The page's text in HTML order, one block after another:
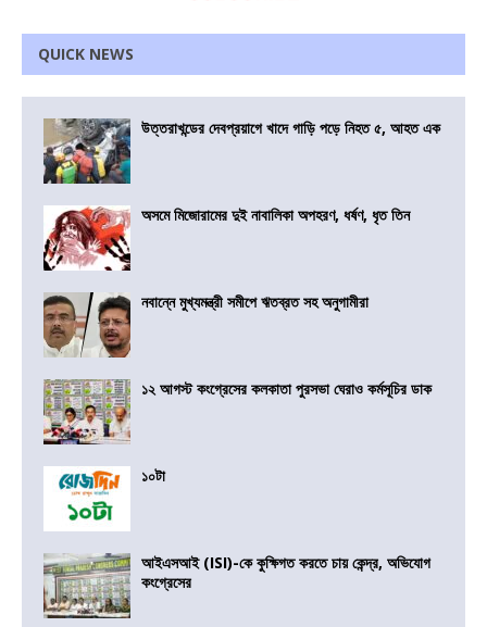
QUICK NEWS
উত্তরাখন্ডের দেবপ্রয়াগে খাদে গাড়ি পড়ে নিহত ৫, আহত এক
অসমে মিজোরামের দুই নাবালিকা অপহরণ, ধর্ষণ, ধৃত তিন
নবান্নে মুখ্যমন্ত্রী সমীপে ঋতব্রত সহ অনুগামীরা
১২ আগস্ট কংগ্রেসের কলকাতা পুরসভা ঘেরাও কর্মসূচির ডাক
১০টা
আইএসআই (ISI)-কে কুক্ষিগত করতে চায় কেন্দ্র, অভিযোগ
কংগ্রেসের